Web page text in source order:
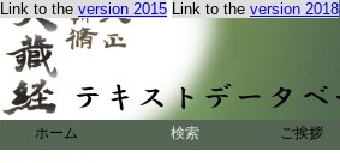
Link to the version 2015 Link to the version 2018
ホーム 検索 ご挨拶